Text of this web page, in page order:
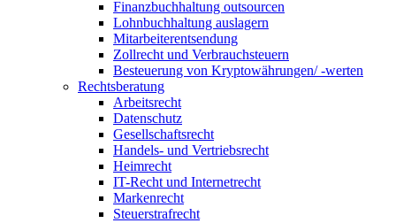
Finanzbuchhaltung outsourcen
Lohnbuchhaltung auslagern
Mitarbeiterentsendung
Zollrecht und Verbrauchsteuern
Besteuerung von Kryptowährungen/ -werten
Rechtsberatung
Arbeitsrecht
Datenschutz
Gesellschaftsrecht
Handels- und Vertriebsrecht
Heimrecht
IT-Recht und Internetrecht
Markenrecht
Steuerstrafrecht